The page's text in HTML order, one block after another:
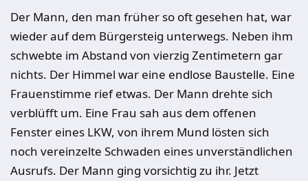
Der Mann, den man früher so oft gesehen hat, war
wieder auf dem Bürgersteig unterwegs. Neben ihm
schwebte im Abstand von vierzig Zentimetern gar
nichts. Der Himmel war eine endlose Baustelle. Eine
Frauenstimme rief etwas. Der Mann drehte sich
verblüfft um. Eine Frau sah aus dem offenen
Fenster eines LKW, von ihrem Mund lösten sich
noch vereinzelte Schwaden eines unverständlichen
Ausrufs. Der Mann ging vorsichtig zu ihr. Jetzt